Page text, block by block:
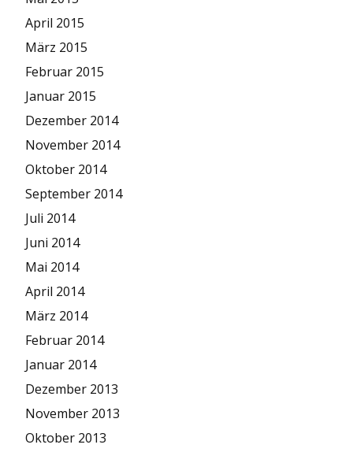
April 2015
März 2015
Februar 2015
Januar 2015
Dezember 2014
November 2014
Oktober 2014
September 2014
Juli 2014
Juni 2014
Mai 2014
April 2014
März 2014
Februar 2014
Januar 2014
Dezember 2013
November 2013
Oktober 2013